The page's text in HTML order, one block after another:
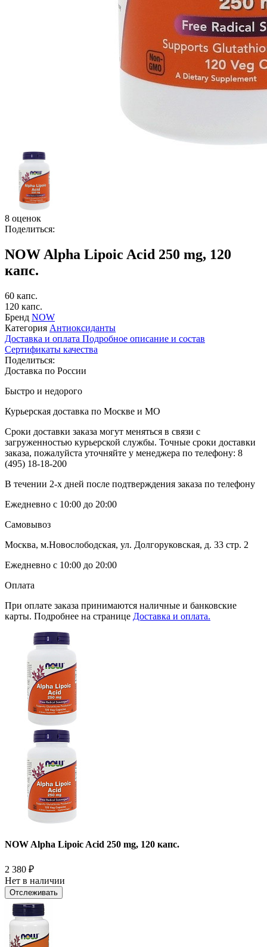
8 оценок
Поделиться:
NOW Alpha Lipoic Acid 250 mg, 120
капс.
60 капс.
120 капс.
Бренд NOW
Категория Антиоксиданты
Доставка и оплата Подробное описание и состав
Сертификаты качества
Поделиться:
Доставка по России
Быстро и недорого
Курьерская доставка по Москве и МО
Сроки доставки заказа могут меняться в связи с
загруженностью курьерской службы. Точные сроки доставки
заказа, пожалуйста уточняйте у менеджера по телефону: 8
(495) 18-18-200
В течении 2-х дней после подтверждения заказа по телефону
Ежедневно с 10:00 до 20:00
Самовывоз
Москва, м.Новослободская, ул. Долгоруковская, д. 33 стр. 2
Ежедневно с 10:00 до 20:00
Оплата
При оплате заказа принимаются наличные и банковские
карты. Подробнее на странице Доставка и оплата.
NOW Alpha Lipoic Acid 250 mg, 120 капс.
2 380 ₽
Нет в наличии
Отслеживать